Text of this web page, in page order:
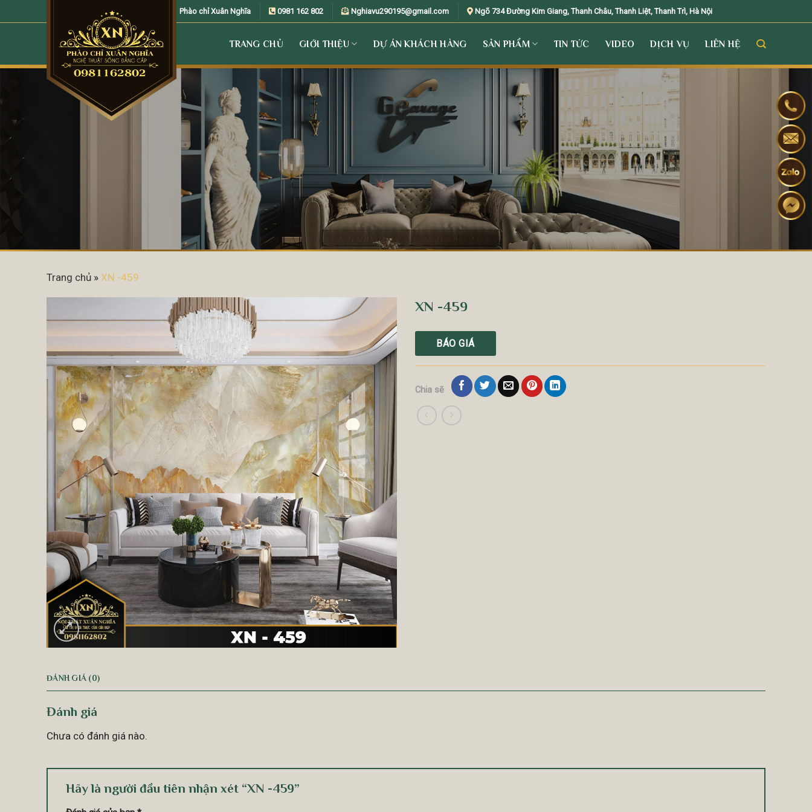
to
Phào chỉ Xuân Nghĩa 0981 162 802 Nghiavu290195@gmail.com Ngõ 734 Đường Kim Giang, Thanh Châu, Thanh Liệt, Thanh Trì, Hà Nội
TRANG CHỦ GIỚI THIỆU DỰ ÁN KHÁCH HÀNG SẢN PHẨM TIN TỨC VIDEO DỊCH VỤ LIÊN HỆ
Trang chủ » XN -459
XN -459
BÁO GIÁ
Chia sẽ
ĐÁNH GIÁ (0)
Đánh giá
Chưa có đánh giá nào.
Hãy là người đầu tiên nhận xét “XN -459”